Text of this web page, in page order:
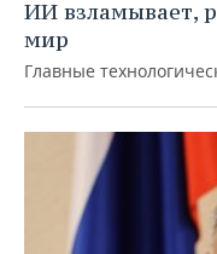
ИИ взламывает,
мир
Главные